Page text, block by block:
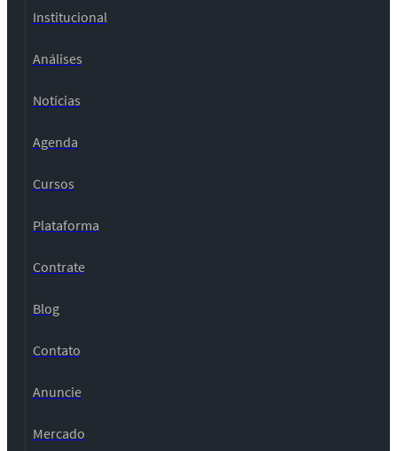
Institucional
Análises
Notícias
Agenda
Cursos
Plataforma
Contrate
Blog
Contato
Anuncie
Mercado